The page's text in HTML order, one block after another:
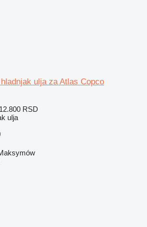
ulja za Atlas Copco
RSD
ulja